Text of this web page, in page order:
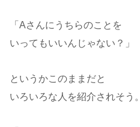
「Aさんにうちらのことを
いってもいいんじゃない？」
というかこのままだと
いろいろな人を紹介されそう。